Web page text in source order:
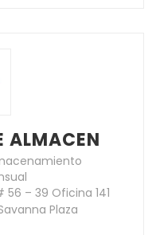
ALMACEN
– 39 Oficina 141
Plaza